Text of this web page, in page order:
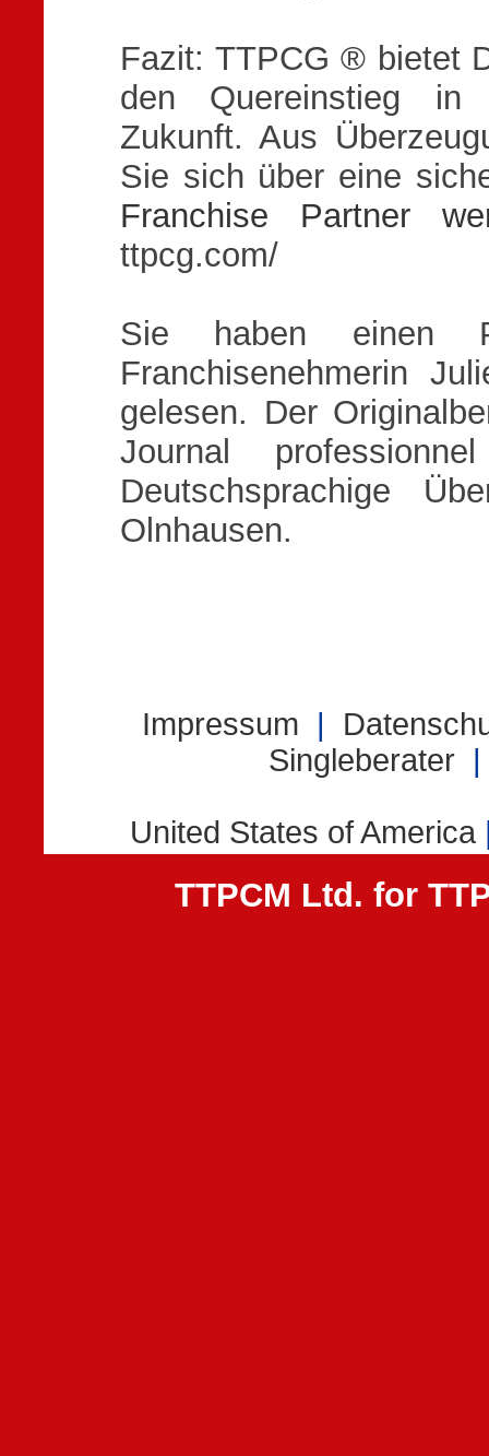
Fazit: TTPCG ® bietet
den Quereinstieg in
Zukunft. Aus
Sie sich über eine
Franchise Partner
ttpcg.com/
Sie haben einen
Franchisenehmerin
gelesen. Der
Journal
Deutschsprachige
Olnhausen.
TTPCM Ltd. for